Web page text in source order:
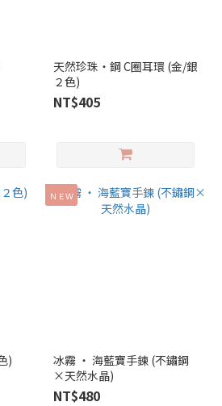
天然珍珠‧鋼 C圈耳環 (金/銀
２色)
NT$405
)
ＮＥＷ
冰霧 ‧ 海藍寶手鍊 (不鏽鋼
×天然水晶)
NT$480